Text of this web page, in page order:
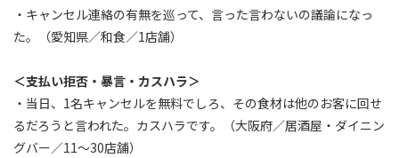
・キャンセル連絡の有無を巡って、言った言わないの議論になっ
た。（愛知県／和食／1店舗）
＜支払い拒否・暴言・カスハラ＞
・当日、1名キャンセルを無料でしろ、その食材は他のお客に回せ
るだろうと言われた。カスハラです。（大阪府／居酒屋・ダイニン
グバー／11～30店舗）